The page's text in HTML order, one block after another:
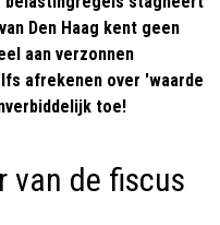
Den Haag kent geen
aan verzonnen
afrekenen over 'waarde
toe!
van de fiscus